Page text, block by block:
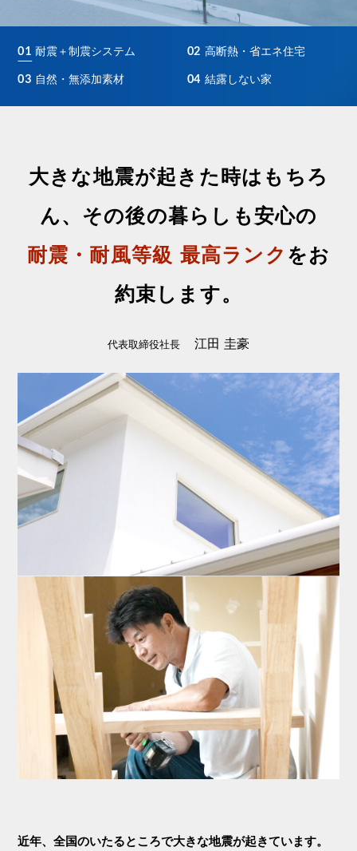
01 耐震＋制震システム 02 高断熱・省エネ住宅
03 自然・無添加素材 04 結露しない家
大きな地震が起きた時はもちろ
ん、その後の暮らしも安心の
耐震・耐風等級 最高ランクをお
約束します。
代表取締役社長 江田 圭豪
近年、全国のいたるところで大きな地震が起きています。